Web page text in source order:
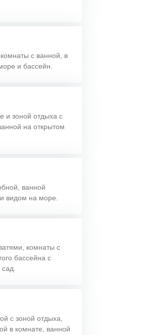
с ванной, в
и бассейн.
и зоной отдыха с
на открытом
ванной
видом на море.
комнаты с
бассейна с
сад.
с зоной отдыха,
в комнате, ванной